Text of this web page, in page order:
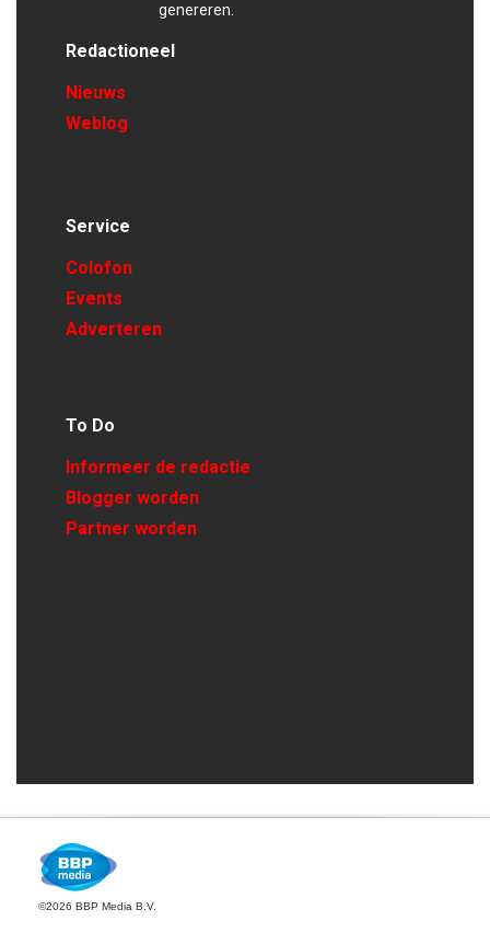
genereren.
Redactioneel
Nieuws
Weblog
Service
Colofon
Events
Adverteren
To Do
Informeer de redactie
Blogger worden
Partner worden
©2026 BBP Media B.V.